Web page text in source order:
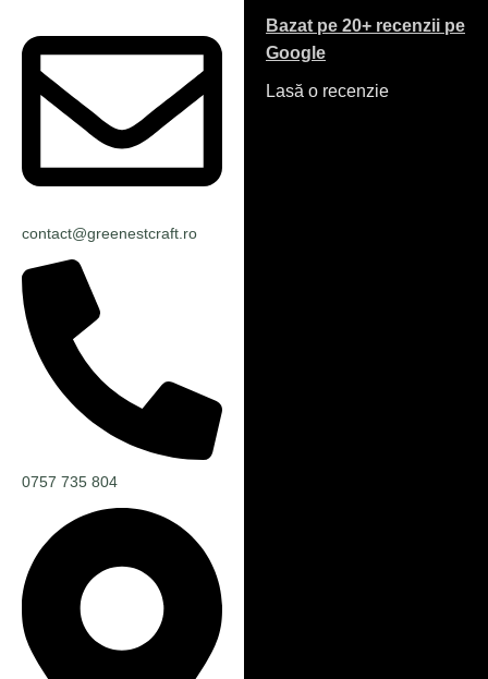
contact@greenestcraft.ro
0757 735 804
Bazat pe 20+ recenzii pe
Google
Lasă o recenzie